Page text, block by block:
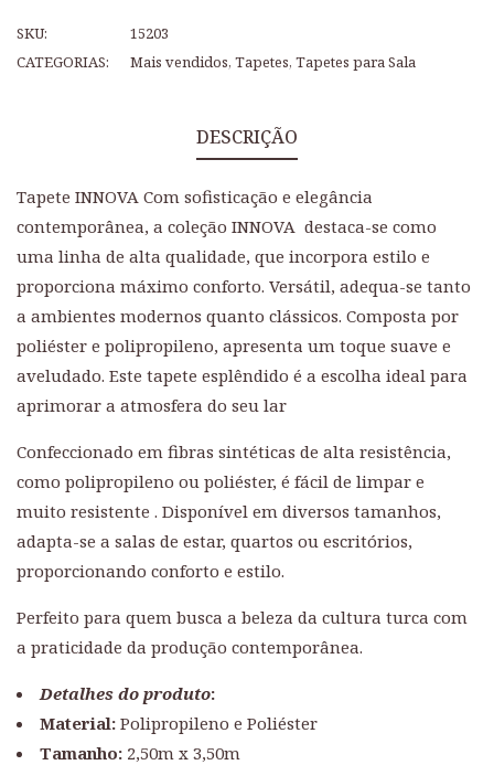
SKU:
15203
CATEGORIAS:
Mais vendidos, Tapetes, Tapetes para Sala
DESCRIÇÃO
Tapete INNOVA Com sofisticação e elegância
contemporânea, a coleção INNOVA destaca-se como
uma linha de alta qualidade, que incorpora estilo e
proporciona máximo conforto. Versátil, adequa-se tanto
a ambientes modernos quanto clássicos. Composta por
poliéster e polipropileno, apresenta um toque suave e
aveludado. Este tapete esplêndido é a escolha ideal para
aprimorar a atmosfera do seu lar
Confeccionado em fibras sintéticas de alta resistência,
como polipropileno ou poliéster, é fácil de limpar e
muito resistente . Disponível em diversos tamanhos,
adapta-se a salas de estar, quartos ou escritórios,
proporcionando conforto e estilo.
Perfeito para quem busca a beleza da cultura turca com
a praticidade da produção contemporânea.
Detalhes do produto:
Material: Polipropileno e Poliéster
Tamanho: 2,50m x 3,50m